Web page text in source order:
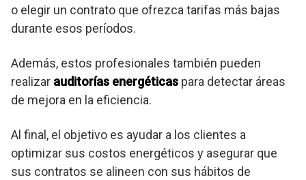
o elegir un contrato que ofrezca tarifas más bajas
durante esos períodos.
Además, estos profesionales también pueden
realizar auditorías energéticas para detectar áreas
de mejora en la eficiencia.
Al final, el objetivo es ayudar a los clientes a
optimizar sus costos energéticos y asegurar que
sus contratos se alineen con sus hábitos de